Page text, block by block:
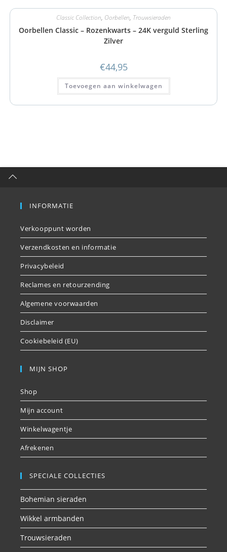
Classic Collection, Oorbellen, Trouwsieraden
Oorbellen Classic – Rozenkwarts – 24K verguld Sterling
Zilver
€44,95
Toevoegen aan winkelwagen
INFORMATIE
Verkooppunt worden
Verzendkosten en informatie
Privacybeleid
Reclames en retourzending
Algemene voorwaarden
Disclaimer
Cookiebeleid (EU)
MIJN SHOP
Shop
Mijn account
Winkelwagentje
Afrekenen
SPECIALE COLLECTIES
Bohemian sieraden
Wikkel armbanden
Trouwsieraden